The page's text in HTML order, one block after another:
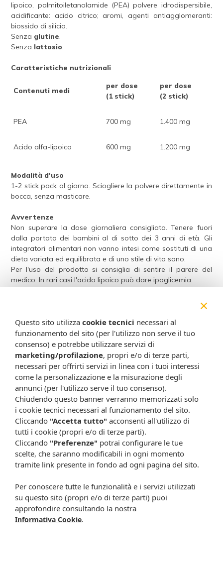
lipoico, palmitoiletanolamide (PEA) polvere idrodispersibile,
acidificante: acido citrico; aromi, agenti antiagglomeranti:
biossido di silicio.
Senza glutine.
Senza lattosio.
Caratteristiche nutrizionali
Contenuti medi
per dose
(1 stick)
per dose
(2 stick)
PEA 700 mg 1.400 mg
Acido alfa-lipoico 600 mg 1.200 mg
Modalità d'uso
1-2 stick pack al giorno. Sciogliere la polvere direttamente in
bocca, senza masticare.
Avvertenze
Non superare la dose giornaliera consigliata. Tenere fuori
dalla portata dei bambini al di sotto dei 3 anni di età. Gli
integratori alimentari non vanno intesi come sostituti di una
dieta variata ed equilibrata e di uno stile di vita sano.
Per l'uso del prodotto si consiglia di sentire il parere del
medico. In rari casi l'acido lipoico può dare ipoglicemia.
Conservare a temperatura ambiente (non superiore ai 25°C)
in luogo fresco ed asciutto, al riparo dalla luce, dalle fonti di
calore localizzate, dai raggi solari ed evitare il contatto con
l'acqua.
Il termine minimo di conservazione si riferisce al prodotto
correttamente conservato.
Formato
Confezione da 20 stick pack monodose.
Attenzione:
Ogni scheda che troverai sul nostro sito è da considerarsi a scopo
informativo, utile alla guida dell’acquisto del prodotto. Non
sostituisce né il foglietto illustrativo (o la descrizione riportata sulla
confezione stessa), né il consiglio del medico, specialmente in caso
di possibili allergie o patologie. Vista la difficoltà nell’adeguarsi alle
continue modifiche effettuate dalle varie aziende produttrici come
i possibili cambiamenti come cambio degli ingredienti e valori
percentuali, Farmacia Cavalieri Shop dichiara di non assumere
alcuna responsabilità in caso di schede prodotto ed immagini non
×
Questo sito utilizza cookie tecnici necessari al
funzionamento del sito (per l'utilizzo non serve il tuo
consenso) e potrebbe utilizzare servizi di
marketing/profilazione, propri e/o di terze parti,
necessari per offrirti servizi in linea con i tuoi interessi
come la personalizzazione e la misurazione degli
annunci (per l'utilizzo serve il tuo consenso).
Chiudendo questo banner verranno memorizzati solo
i cookie tecnici necessari al funzionamento del sito.
Cliccando "Accetta tutto" acconsenti all'utilizzo di
tutti i cookie (propri e/o di terze parti).
Cliccando "Preferenze" potrai configurare le tue
scelte, che saranno modificabili in ogni momento
tramite link presente in fondo ad ogni pagina del sito.
Per conoscere tutte le funzionalità e i servizi utilizzati
su questo sito (propri e/o di terze parti) puoi
approfondire consultando la nostra
Informativa Cookie.